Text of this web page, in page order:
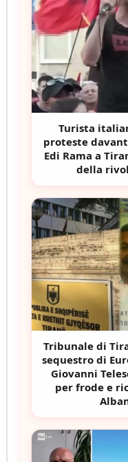
Turista
proteste
Edi Rama a
della
Tribunale di
sequestro di
Giovanni
per frode e